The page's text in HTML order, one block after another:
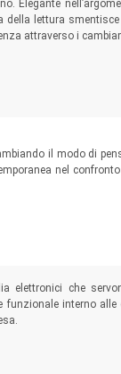
Elegante
lettura
attraverso i
il modo di
nel
elettronici che
funzionale interno